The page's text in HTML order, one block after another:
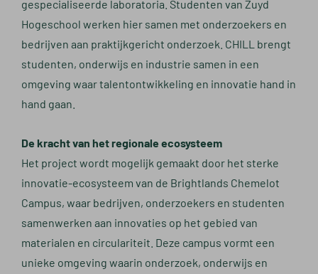
gespecialiseerde laboratoria. Studenten van Zuyd
Hogeschool werken hier samen met onderzoekers en
bedrijven aan praktijkgericht onderzoek. CHILL brengt
studenten, onderwijs en industrie samen in een
omgeving waar talentontwikkeling en innovatie hand in
hand gaan.
De kracht van het regionale ecosysteem
Het project wordt mogelijk gemaakt door het sterke
innovatie-ecosysteem van de Brightlands Chemelot
Campus, waar bedrijven, onderzoekers en studenten
samenwerken aan innovaties op het gebied van
materialen en circulariteit. Deze campus vormt een
unieke omgeving waarin onderzoek, onderwijs en